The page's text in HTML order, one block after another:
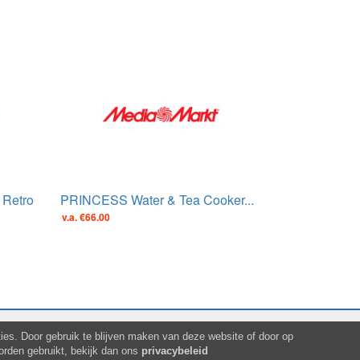
PRINCESS Water & Tea Cooker...
v.a. €66.00
Door gebruik te blijven maken van deze website of door op
gebruikt, bekijk dan ons privacybeleid